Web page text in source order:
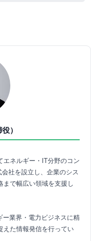
）
エネルギー・IT分野のコン
社を設立し、企業のシス
まで幅広い領域を支援し
業界・電力ビジネスに精
えた情報発信を行ってい